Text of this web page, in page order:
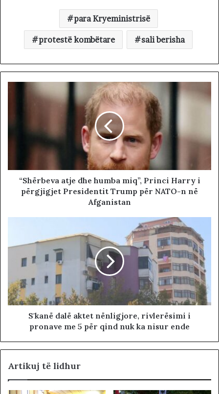
para Kryeministrisë
protestë kombëtare sali berisha
“Shërbeva atje dhe humba miq”, Princi Harry i
përgjigjet Presidentit Trump për NATO-n në
Afganistan
S'kanë dalë aktet nënligjore, rivlerësimi i
pronave me 5 për qind nuk ka nisur ende
Artikuj të lidhur